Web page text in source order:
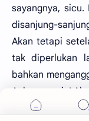
sayangnya,
disanjung-
Akan tetapi
tak diperlukan
bahkan
Aah, manusia!
hendak